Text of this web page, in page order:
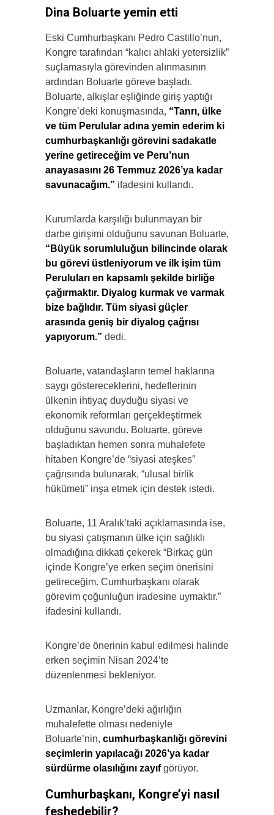
Dina Boluarte yemin etti
Eski Cumhurbaşkanı Pedro Castillo’nun,
Kongre tarafından “kalıcı ahlaki yetersizlik”
suçlamasıyla görevinden alınmasının
ardından Boluarte göreve başladı.
Boluarte, alkışlar eşliğinde giriş yaptığı
Kongre’deki konuşmasında, “Tanrı, ülke
ve tüm Perulular adına yemin ederim ki
cumhurbaşkanlığı görevini sadakatle
yerine getireceğim ve Peru’nun
anayasasını 26 Temmuz 2026’ya kadar
savunacağım.” ifadesini kullandı.
Kurumlarda karşılığı bulunmayan bir
darbe girişimi olduğunu savunan Boluarte,
“Büyük sorumluluğun bilincinde olarak
bu görevi üstleniyorum ve ilk işim tüm
Peruluları en kapsamlı şekilde birliğe
çağırmaktır. Diyalog kurmak ve varmak
bize bağlıdır. Tüm siyasi güçler
arasında geniş bir diyalog çağrısı
yapıyorum.” dedi.
Boluarte, vatandaşların temel haklarına
saygı göstereceklerini, hedeflerinin
ülkenin ihtiyaç duyduğu siyasi ve
ekonomik reformları gerçekleştirmek
olduğunu savundu. Boluarte, göreve
başladıktan hemen sonra muhalefete
hitaben Kongre’de “siyasi ateşkes”
çağrısında bulunarak, “ulusal birlik
hükümeti” inşa etmek için destek istedi.
Boluarte, 11 Aralık’taki açıklamasında ise,
bu siyasi çatışmanın ülke için sağlıklı
olmadığına dikkati çekerek “Birkaç gün
içinde Kongre’ye erken seçim önerisini
getireceğim. Cumhurbaşkanı olarak
görevim çoğunluğun iradesine uymaktır.”
ifadesini kullandı.
Kongre’de önerinin kabul edilmesi halinde
erken seçimin Nisan 2024’te
düzenlenmesi bekleniyor.
Uzmanlar, Kongre’deki ağırlığın
muhalefette olması nedeniyle
Boluarte’nin, cumhurbaşkanlığı görevini
seçimlerin yapılacağı 2026’ya kadar
sürdürme olasılığını zayıfgörüyor.
Cumhurbaşkanı, Kongre’yi nasıl
feshedebilir?